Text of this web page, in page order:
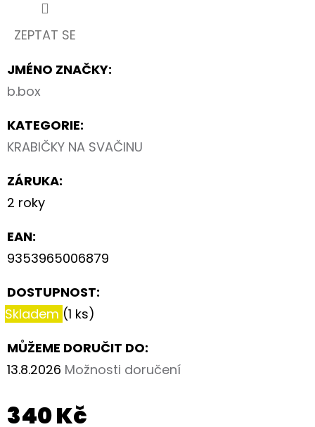
ZEPTAT SE
JMÉNO ZNAČKY:
b.box
KATEGORIE:
KRABIČKY NA SVAČINU
ZÁRUKA:
2 roky
EAN:
9353965006879
DOSTUPNOST:
Skladem (1 ks)
MŮŽEME DORUČIT DO:
13.8.2026 Možnosti doručení
340 Kč